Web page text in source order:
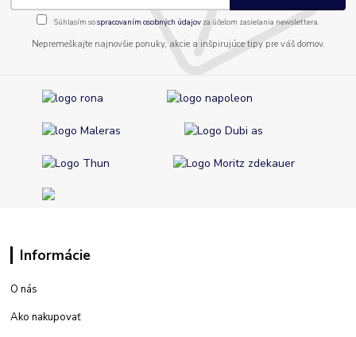
Súhlasím sospracovaním osobných údajov za účelom zasielania newslettera.
Nepremeškajte najnovšie ponuky, akcie a inšpirujúce tipy pre váš domov.
Informácie
O nás
Ako nakupovať